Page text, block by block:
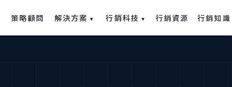
策略顧問 解決方案▾ 行銷科技 ▾ 行銷資源 行銷知識